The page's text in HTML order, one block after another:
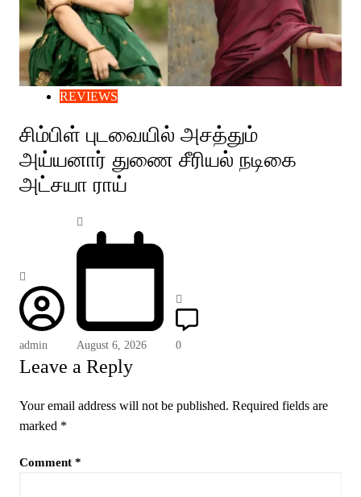
REVIEWS
சிம்பிள் புடவையில் அசத்தும்
அய்யனார் துணை சீரியல் நடிகை
அட்சயா ராய்
admin August 6, 2026 0
Leave a Reply
Your email address will not be published. Required fields are
marked *
Comment *